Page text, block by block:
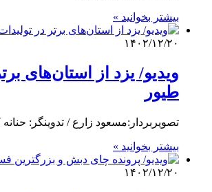
بیشتر بخوانید »
۱۴۰۲/۱۲/۲۰
ویدیو/ یزد از استان‌های
طیور
تصویربردار:‌مسعود زارع / تدوینگر:
بیشتر بخوانید »
۱۴۰۲/۱۲/۲۰